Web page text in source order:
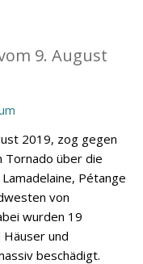
9. August
2019, zog gegen
Tornado über die
Pétange
von
wurden 19
und
beschädigt.